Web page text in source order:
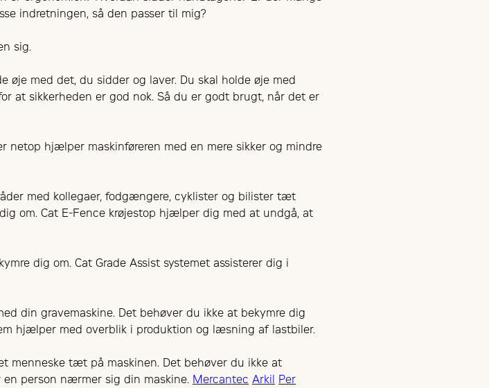
indretningen, så den passer til mig?
sig.
øje med det, du sidder og laver. Du skal holde øje med
at sikkerheden er god nok. Så du er godt brugt, når det er
netop hjælper maskinføreren med en mere sikker og mindre
med kollegaer, fodgængere, cyklister og bilister tæt
om. Cat E-Fence krøjestop hjælper dig med at undgå, at
dig om. Cat Grade Assist systemet assisterer dig i
din gravemaskine. Det behøver du ikke at bekymre dig
hjælper med overblik i produktion og læsning af lastbiler.
menneske tæt på maskinen. Det behøver du ikke at
en person nærmer sig din maskine. Mercantec Arkil Per